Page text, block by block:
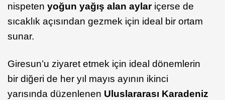
nispeten yoğun yağış alan aylariçerse de
sıcaklık açısından gezmek için ideal bir ortam
sunar.
Giresun’u ziyaret etmek için ideal dönemlerin
bir diğeri de her yıl mayıs ayının ikinci
yarısında düzenlenen Uluslararası Karadeniz